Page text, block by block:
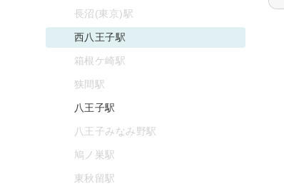
長沼(東京)駅
西八王子駅
箱根ケ崎駅
狭間駅
八王子駅
八王子みなみ野駅
鳩ノ巣駅
東秋留駅